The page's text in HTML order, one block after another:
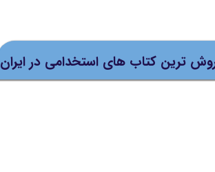
ترین کتاب های استخدامی در ایران